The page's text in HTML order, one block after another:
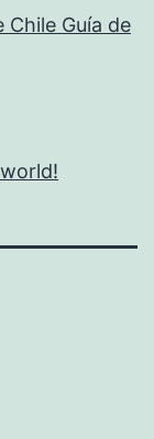
Chile Guía de